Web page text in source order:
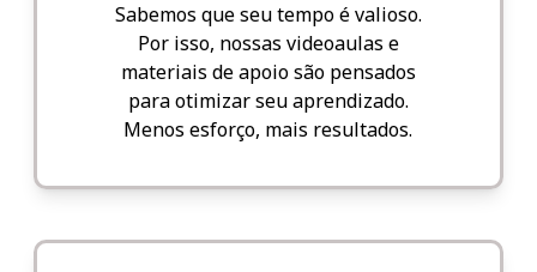
Sabemos que seu tempo é valioso.
Por isso, nossas videoaulas e
materiais de apoio são pensados
para otimizar seu aprendizado.
Menos esforço, mais resultados.